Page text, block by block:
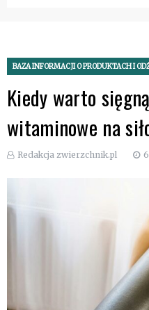
BAZA INFORMACJI O PRODUKTACH I
Kiedy warto
witaminowe na
Redakcja zwierzchnik.pl